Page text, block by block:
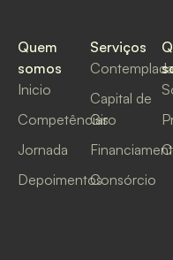
Quem
somos
Inicio
Competências
Jornada
Depoimentos
Serviços
Capital de
Giro
Consórcio